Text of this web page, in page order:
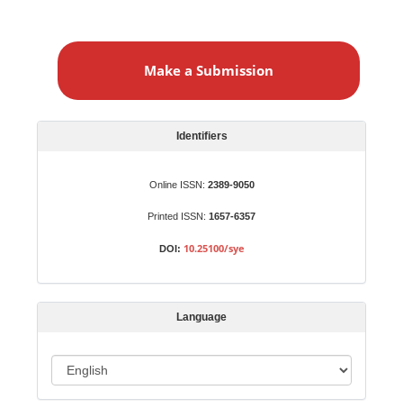
a
i
o
Make a Submission
Identifiers
Online ISSN: 2389-9050
Printed ISSN: 1657-6357
DOI: 10.25100/sye
Language
a